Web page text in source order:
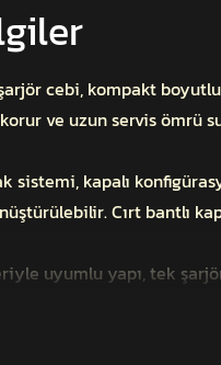
cebi, kompakt
ve uzun servis ömrü
sistemi, kapalı
Cırt bantlı
uyumlu yapı, tek
5.56, 7.62, MPT-55 ve